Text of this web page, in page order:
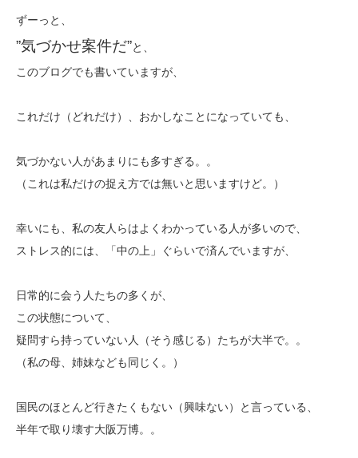
ずーっと、
”気づかせ案件だ”と、
このブログでも書いていますが、
これだけ（どれだけ）、おかしなことになっていても、
気づかない人があまりにも多すぎる。。
（これは私だけの捉え方では無いと思いますけど。）
幸いにも、私の友人らはよくわかっている人が多いので、
ストレス的には、「中の上」ぐらいで済んでいますが、
日常的に会う人たちの多くが、
この状態について、
疑問すら持っていない人（そう感じる）たちが大半で。。
（私の母、姉妹なども同じく。）
国民のほとんど行きたくもない（興味ない）と言っている、
半年で取り壊す大阪万博。。